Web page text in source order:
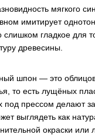
мягкого
имитирует
слишком гладкое для
древесины.
шпон — это
то есть лущёных
под прессом делают
выглядеть как
окраски или